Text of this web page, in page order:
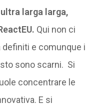
larga larga,
Qui non ci
definiti e comunque i
sono scarni. Si
concentrare le
E si